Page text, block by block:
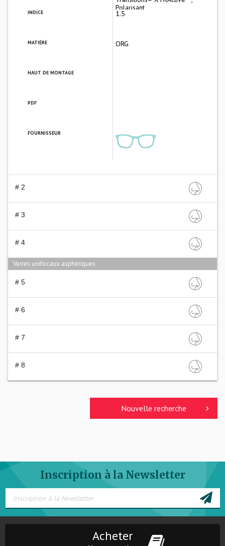
Polarisant
INDICE 1.5
MATIÈRE ORG
HAUT DE MONTAGE
PDF
FOURNISSEUR
# 2
# 3
# 4
Verres unifocaux asphériques
# 5
# 6
# 7
# 8
Nouvelle recherche
Inscription à la Newsletter
Acheter